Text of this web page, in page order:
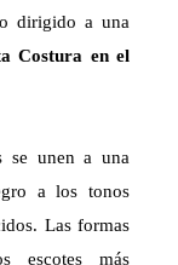
dirigido a una
Costura en el
se unen a una
a los tonos
Las formas
escotes más